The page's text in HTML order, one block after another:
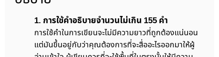
1. การใช้คำอธิบายจำนวนไม่เกิน 155 คำ
การใช้คำในการเขียนจะไม่มีความยาวที่ถูกต้องแน่นอน
แต่มันขึ้นอยู่กับว่าคุณต้องการที่จะสื่ออะไรออกมาให้ผู้